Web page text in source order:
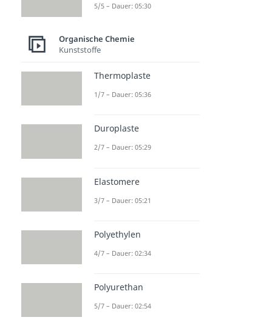
5/5 – Dauer: 05:30
Organische Chemie
Kunststoffe
Thermoplaste
1/7 – Dauer: 05:36
Duroplaste
2/7 – Dauer: 05:29
Elastomere
3/7 – Dauer: 05:21
Polyethylen
4/7 – Dauer: 02:34
Polyurethan
5/7 – Dauer: 02:54